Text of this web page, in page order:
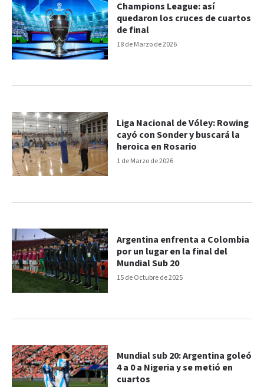
18 de Marzo de 2026
Champions League: así
quedaron los cruces de cuartos
de final
1 de Marzo de 2026
Liga Nacional de Vóley: Rowing
cayó con Sonder y buscará la
heroica en Rosario
15 de Octubre de 2025
Argentina enfrenta a Colombia
por un lugar en la final del
Mundial Sub 20
Mundial sub 20: Argentina goleó
4 a 0 a Nigeria y se metió en
cuartos